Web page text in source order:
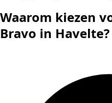
Waarom kiezen
Bravo in Havelte?